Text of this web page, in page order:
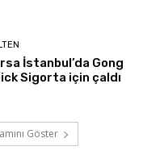
İstanbul’da Gong
Sigorta için çaldı
Göster